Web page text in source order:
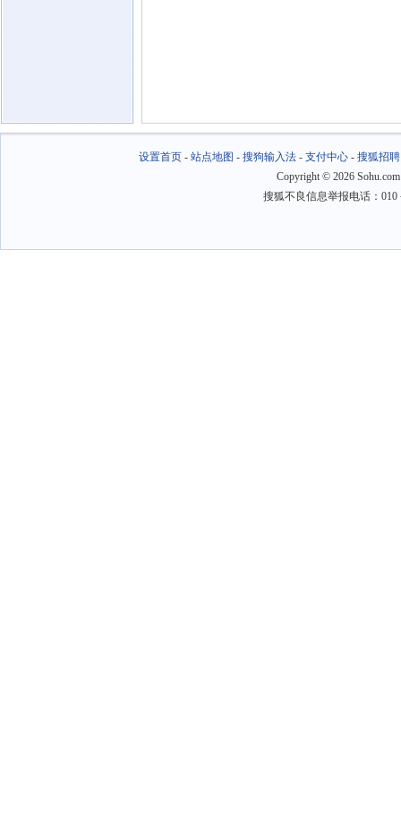
设置首页- 站点地图 - 搜狗输入法- 支付中心- 搜狐招聘
Copyright © 2026
搜狐不良信息举报电话：010